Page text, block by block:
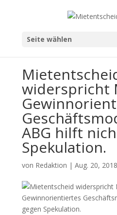
Seite wählen
widerspricht
ABG hilft
Spekulation.
von Redaktion | Aug. 20, 2018